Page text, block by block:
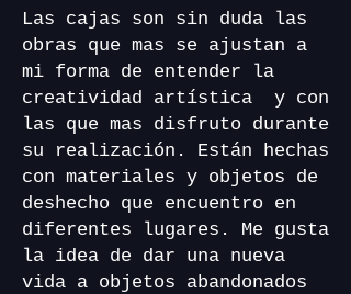
Las cajas son sin duda las
obras que mas se ajustan a
mi forma de entender la
creatividad artística y con
las que mas disfruto durante
su realización. Están hechas
con materiales y objetos de
deshecho que encuentro en
diferentes lugares. Me gusta
la idea de dar una nueva
vida a objetos abandonados